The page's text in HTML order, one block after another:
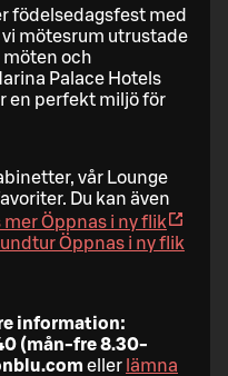
födelsedagsfest med
mötesrum utrustade
och
Palace Hotels
en perfekt miljö för
vår Lounge
Du kan även
merÖppnas i ny flik
Öppnas i ny flik
information:
(mån-fre 8.30-
eller lämna